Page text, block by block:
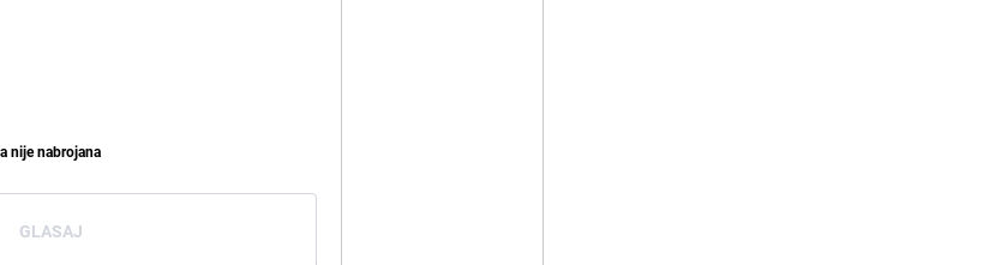
nije nabrojana
GLASAJ